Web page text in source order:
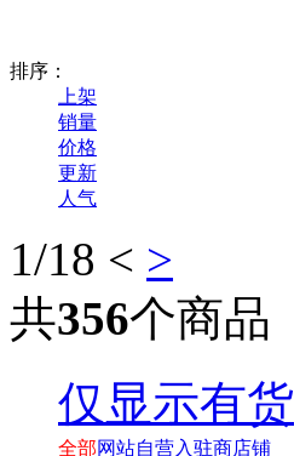
排序：
上架
销量
价格
更新
人气
1/18 < >
共356个商品
仅显示有货
全部网站自营入驻商店铺